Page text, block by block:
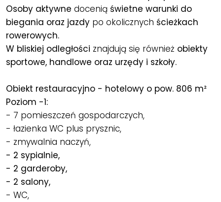
Osoby aktywne docenią świetne warunki do
biegania oraz jazdy po okolicznych ścieżkach
rowerowych.
W bliskiej odległości znajdują się również obiekty
sportowe, handlowe oraz urzędy i szkoły.
Obiekt restauracyjno - hotelowy o pow. 806 m²
Poziom -1:
- 7 pomieszczeń gospodarczych,
- łazienka WC plus prysznic,
- zmywalnia naczyń,
- 2 sypialnie,
- 2 garderoby,
- 2 salony,
- WC,